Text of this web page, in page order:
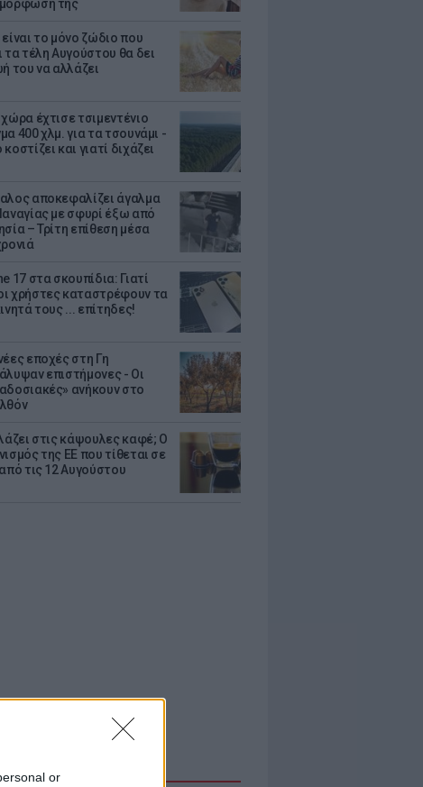
or
της
το μόνο ζώδιο που
τα τέλη Αυγούστου θα δει
του να αλλάζει
έχτισε τσιμεντένιο
400 χλμ. για τα τσουνάμι -
και γιατί διχάζει
αποκεφαλίζει άγαλμα
με σφυρί έξω από
– Τρίτη επίθεση μέσα
17 στα σκουπίδια: Γιατί
χρήστες καταστρέφουν τα
τους ... επίτηδες!
εποχές στη Γη
επιστήμονες - Oι
ανήκουν στο
στις κάψουλες καφέ; Ο
της ΕΕ που τίθεται σε
τις 12 Αυγούστου